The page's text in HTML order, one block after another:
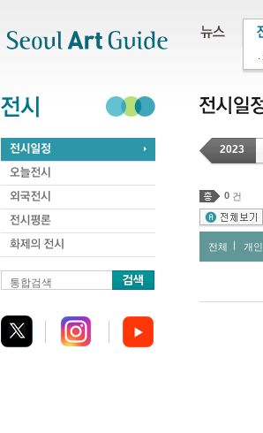
통합검색
2023
0 건
전체 개인